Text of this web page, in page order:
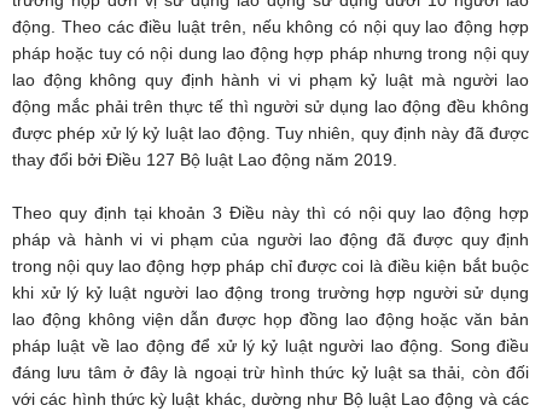
động. Theo các điều luật trên, nếu không có nội quy lao động hợp
pháp hoặc tuy có nội dung lao động hợp pháp nhưng trong nội quy
lao động không quy định hành vi vi phạm kỷ luật mà người lao
động mắc phải trên thực tế thì người sử dụng lao động đều không
được phép xử lý kỷ luật lao động. Tuy nhiên, quy định này đã được
thay đổi bởi Điều 127 Bộ luật Lao động năm 2019.
Theo quy định tại khoản 3 Điều này thì có nội quy lao động hợp
pháp và hành vi vi phạm của người lao động đã được quy định
trong nội quy lao động hợp pháp chỉ được coi là điều kiện bắt buộc
khi xử lý kỷ luật người lao động trong trường hợp người sử dụng
lao động không viện dẫn được họp đồng lao động hoặc văn bản
pháp luật về lao động để xử lý kỷ luật người lao động. Song điều
đáng lưu tâm ở đây là ngoại trừ hình thức kỷ luật sa thải, còn đối
với các hình thức kỳ luật khác, dường như Bộ luật Lao động và các